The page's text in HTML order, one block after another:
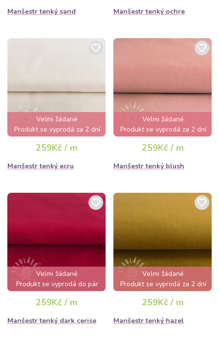
Manšestr tenký sand Manšestr tenký ochre
Velmi žádané
Produkt se vyprodá za 2 dní
259Kč / m
Manšestr tenký ecru
Velmi žádané
Produkt se vyprodá za 2 dní
259Kč / m
Manšestr tenký blush
Velmi žádané
Produkt se vyprodá do pár
hodin
259Kč / m
Manšestr tenký dark cerise
Velmi žádané
Produkt se vyprodá za 2 dní
259Kč / m
Manšestr tenký hazel